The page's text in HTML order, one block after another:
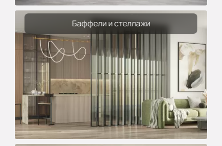
Баффели и стеллажи